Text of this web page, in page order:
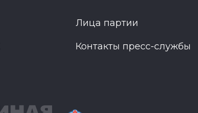
Лица партии
Контакты пресс-службы